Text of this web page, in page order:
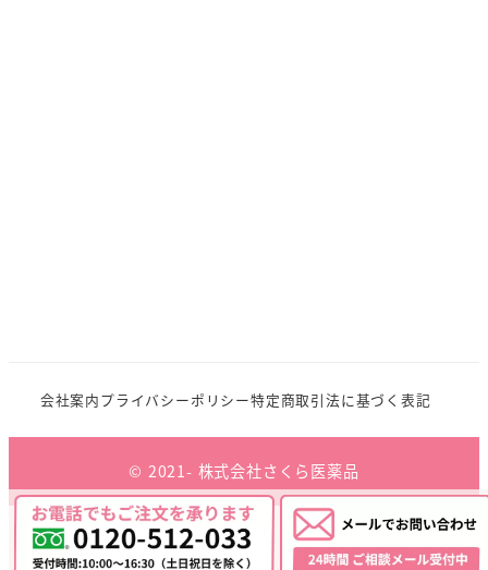
会社案内プライバシーポリシー特定商取引法に基づく表記
© 2021- 株式会社さくら医薬品